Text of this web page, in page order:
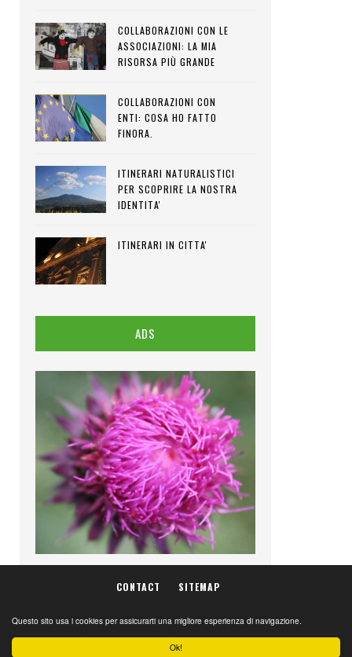
Ok!
Questo sito usa i cookies per assicurarti una migliore esperienza di navigazione.
COLLABORAZIONI CON LE
ASSOCIAZIONI: LA MIA
RISORSA PIÙ GRANDE
COLLABORAZIONI CON
ENTI: COSA HO FATTO
FINORA.
ITINERARI NATURALISTICI
PER SCOPRIRE LA NOSTRA
IDENTITA'
ITINERARI IN CITTA'
ADS
CONTACT SITEMAP